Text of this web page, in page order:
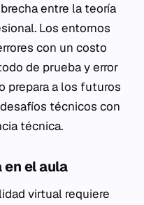
entre la teoría
Los entornos
con un costo
de prueba y error
prepara a los futuros
técnicos con
técnica.
el aula
virtual requiere